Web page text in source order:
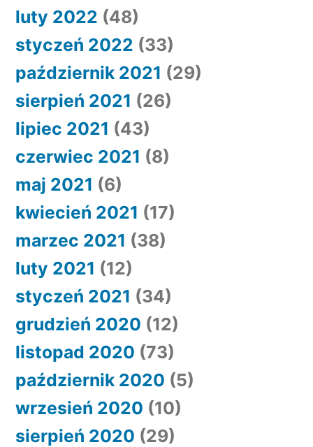
luty 2022 (48)
styczeń 2022 (33)
październik 2021 (29)
sierpień 2021 (26)
lipiec 2021 (43)
czerwiec 2021 (8)
maj 2021 (6)
kwiecień 2021 (17)
marzec 2021 (38)
luty 2021 (12)
styczeń 2021 (34)
grudzień 2020 (12)
listopad 2020 (73)
październik 2020 (5)
wrzesień 2020 (10)
sierpień 2020 (29)